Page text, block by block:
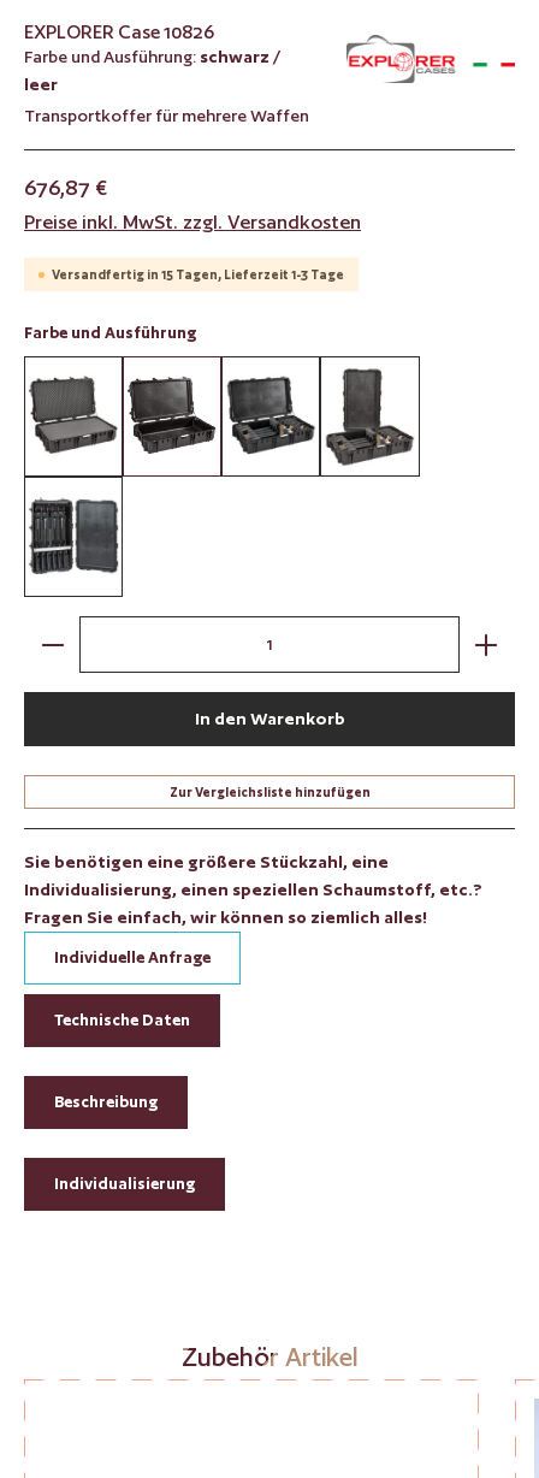
EXPLORER Case 10826
Farbe und Ausführung: schwarz /
leer
Transportkoffer für mehrere Waffen
676,87 €
Preise inkl. MwSt. zzgl. Versandkosten
Versandfertig in 15 Tagen, Lieferzeit 1-3 Tage
Farbe und Ausführungauswählen
schwarz / mit Würfelschaumstoff
schwarz / leerschwarz / mit Waffenform-Schaum
schwarz / mit
schwarz / mit Waffensystem-Einlage
Produkt Anzahl: Gib den gewünschten Wert ein oder
In den Warenkorb
Zur Vergleichsliste hinzufügen
Sie benötigen eine größere Stückzahl, eine
Individualisierung, einen speziellen Schaumstoff, etc.?
Fragen Sie einfach, wir können so ziemlich alles!
Individuelle Anfrage
Technische Daten
Beschreibung
Individualisierung
Produktgalerie überspringenZubehör Artikel